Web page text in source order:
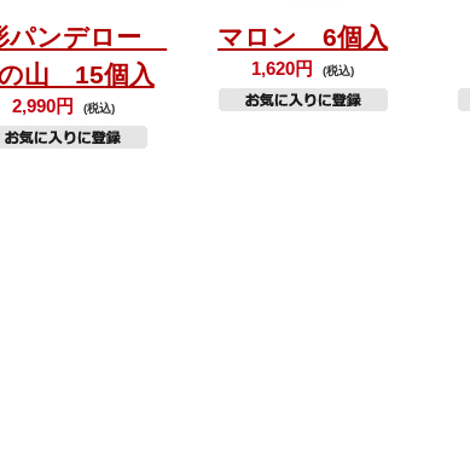
パンデロー
山 15個入
2,990円 (税込)
マロン 6個入
1,620円 (税込)